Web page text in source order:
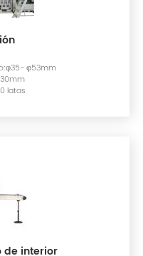
φ53mm
latas
de interior